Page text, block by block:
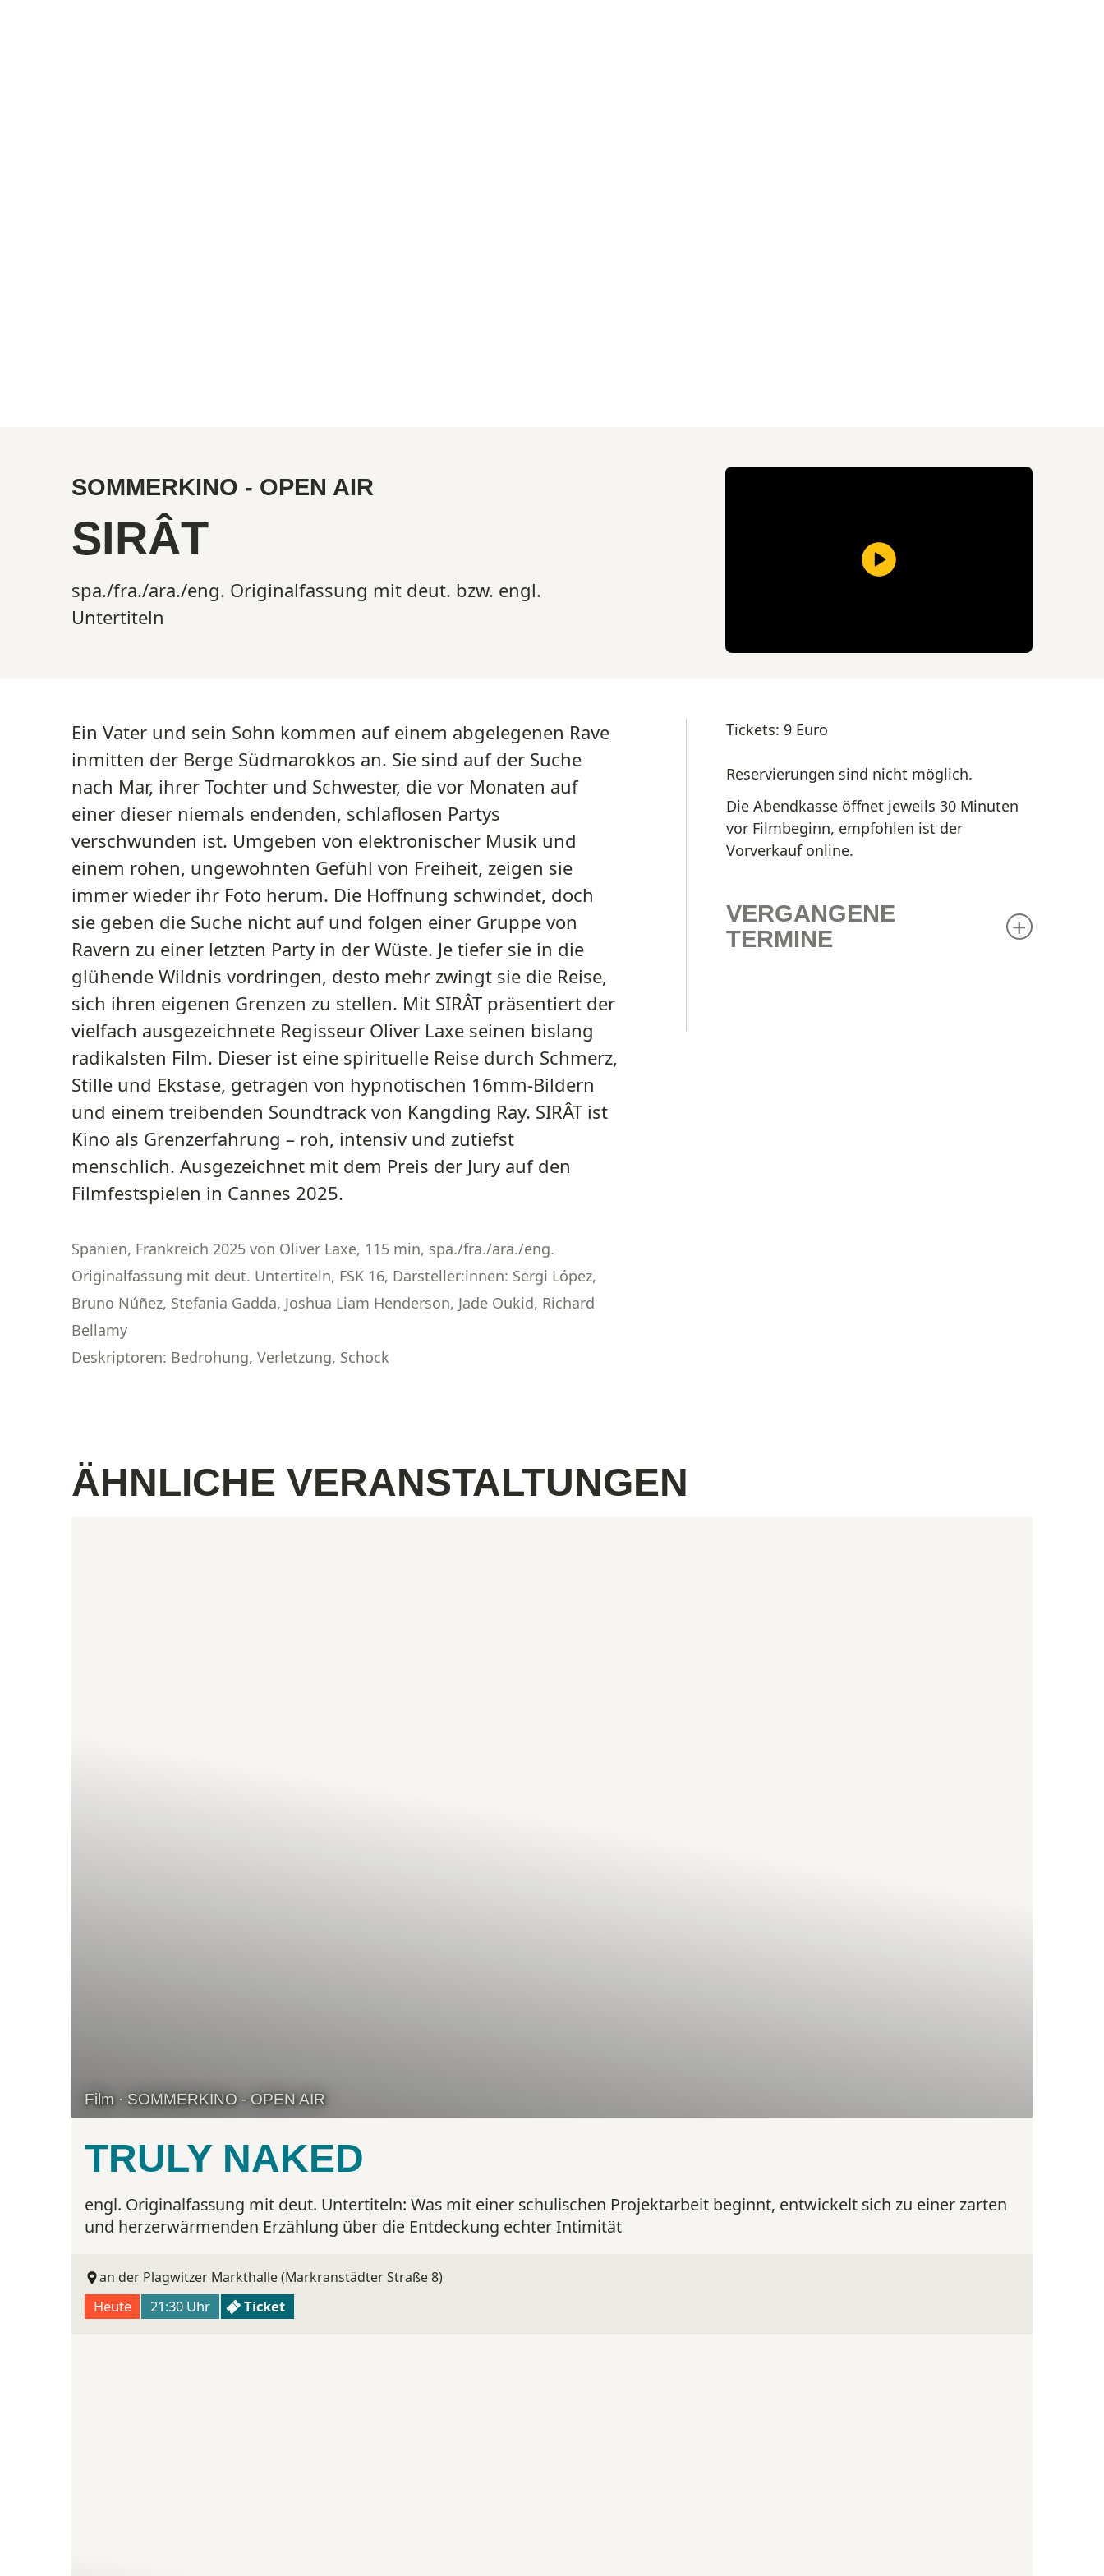
SOMMERKINO - OPEN AIR
SIRÂT
spa./fra./ara./eng. Originalfassung mit deut. bzw. engl.
Untertiteln
Ein Vater und sein Sohn kommen auf einem abgelegenen Rave
inmitten der Berge Südmarokkos an. Sie sind auf der Suche
nach Mar, ihrer Tochter und Schwester, die vor Monaten auf
einer dieser niemals endenden, schlaflosen Partys
verschwunden ist. Umgeben von elektronischer Musik und
einem rohen, ungewohnten Gefühl von Freiheit, zeigen sie
immer wieder ihr Foto herum. Die Hoffnung schwindet, doch
sie geben die Suche nicht auf und folgen einer Gruppe von
Ravern zu einer letzten Party in der Wüste. Je tiefer sie in die
glühende Wildnis vordringen, desto mehr zwingt sie die Reise,
sich ihren eigenen Grenzen zu stellen. Mit SIRÂT präsentiert der
vielfach ausgezeichnete Regisseur Oliver Laxe seinen bislang
radikalsten Film. Dieser ist eine spirituelle Reise durch Schmerz,
Stille und Ekstase, getragen von hypnotischen 16mm-Bildern
und einem treibenden Soundtrack von Kangding Ray. SIRÂT ist
Kino als Grenzerfahrung – roh, intensiv und zutiefst
menschlich. Ausgezeichnet mit dem Preis der Jury auf den
Filmfestspielen in Cannes 2025.
Spanien, Frankreich 2025 von Oliver Laxe, 115 min, spa./fra./ara./eng.
Originalfassung mit deut. Untertiteln, FSK 16, Darsteller:innen: Sergi López,
Bruno Núñez, Stefania Gadda, Joshua Liam Henderson, Jade Oukid, Richard
Bellamy
Deskriptoren: Bedrohung, Verletzung, Schock
Tickets: 9 Euro
Reservierungen sind nicht möglich.
Die Abendkasse öffnet jeweils 30 Minuten
vor Filmbeginn, empfohlen ist der
Vorverkauf online.
VERGANGENE
TERMINE
ÄHNLICHE VERANSTALTUNGEN
Film · SOMMERKINO - OPEN AIR
TRULY NAKED
engl. Originalfassung mit deut. Untertiteln: Was mit einer schulischen Projektarbeit beginnt, entwickelt sich zu einer zarten
und herzerwärmenden Erzählung über die Entdeckung echter Intimität
an der Plagwitzer Markthalle (Markranstädter Straße 8)
Heute 21:30 Uhr Ticket